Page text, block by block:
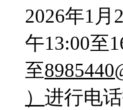
2026年1月
午13:00至
至
） 进行电